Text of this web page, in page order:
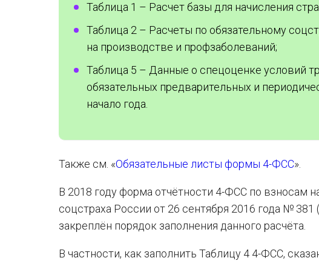
Таблица 1 – Расчет базы для начисления
Таблица 2 – Расчеты по обязательному
на производстве и профзаболеваний;
Таблица 5 – Данные о спецоценке условий
обязательных предварительных и
начало года.
Также см. «Обязательные листы формы 4-ФСС».
В 2018 году форма отчётности 4-ФСС по взносам
соцстраха России от 26 сентября 2016 года №
закреплён порядок заполнения данного расчёта.
В частности, как заполнить Таблицу 4 4-ФСС,